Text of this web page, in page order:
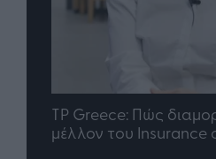
TP Greece: Πώς
μέλλον του Insurance